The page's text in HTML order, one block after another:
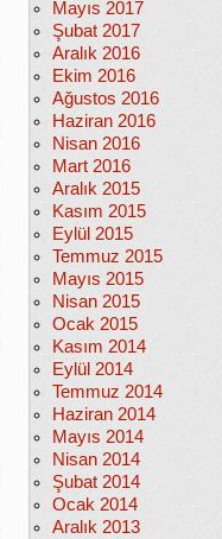
Mayıs 2017
Şubat 2017
Aralık 2016
Ekim 2016
Ağustos 2016
Haziran 2016
Nisan 2016
Mart 2016
Aralık 2015
Kasım 2015
Eylül 2015
Temmuz 2015
Mayıs 2015
Nisan 2015
Ocak 2015
Kasım 2014
Eylül 2014
Temmuz 2014
Haziran 2014
Mayıs 2014
Nisan 2014
Şubat 2014
Ocak 2014
Aralık 2013